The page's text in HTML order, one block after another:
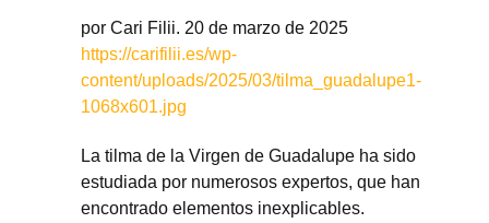
por Cari Filii. 20 de marzo de 2025
https://carifilii.es/wp-
content/uploads/2025/03/tilma_guadalupe1-
1068x601.jpg
La tilma de la Virgen de Guadalupe ha sido
estudiada por numerosos expertos, que han
encontrado elementos inexplicables.